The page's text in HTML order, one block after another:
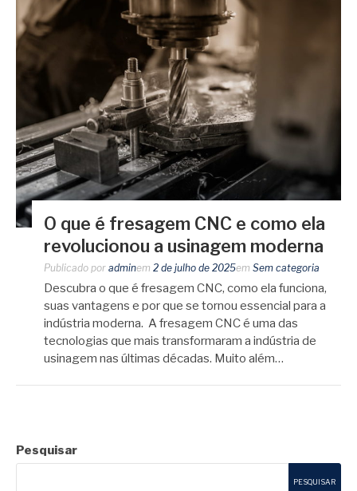
O que é fresagem CNC e como ela
revolucionou a usinagem moderna
Publicado por adminem 2 de julho de 2025em Sem categoria
Descubra o que é fresagem CNC, como ela funciona,
suas vantagens e por que se tornou essencial para a
indústria moderna. A fresagem CNC é uma das
tecnologias que mais transformaram a indústria de
usinagem nas últimas décadas. Muito além…
Pesquisar
PESQUISAR